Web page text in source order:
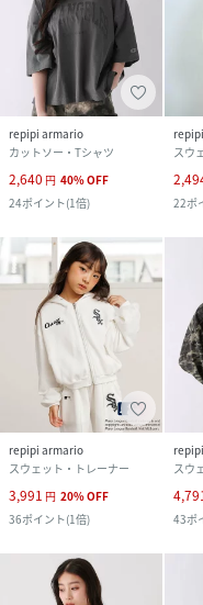
repipi armario
カットソー・Tシャツ
2,640 円 40%OFF
24ポイント(1倍)
スウ
22ポ
repipi armario
スウェット・トレーナー
3,991 円 20%OFF
36ポイント(1倍)
スウ
43ポ